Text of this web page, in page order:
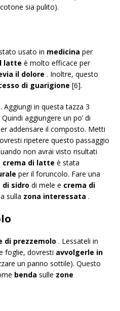
sia pulito).
usato in medicina per
latte è molto efficace per
il dolore . Inoltre, questo
di guarigione [6].
. Aggiungi in questa tazza 3
aggiungere un po’ di
addensare il composto. Metti
ripetere questo passaggio
non avrai visto risultati
crema di latte è stata
per il foruncolo. Fare una
di sidro di mele e crema di
sulla zona interessata .
di prezzemolo . Lessateli in
foglie, dovresti avvolgerle in
un panno sottile). Questo
benda sulle zone